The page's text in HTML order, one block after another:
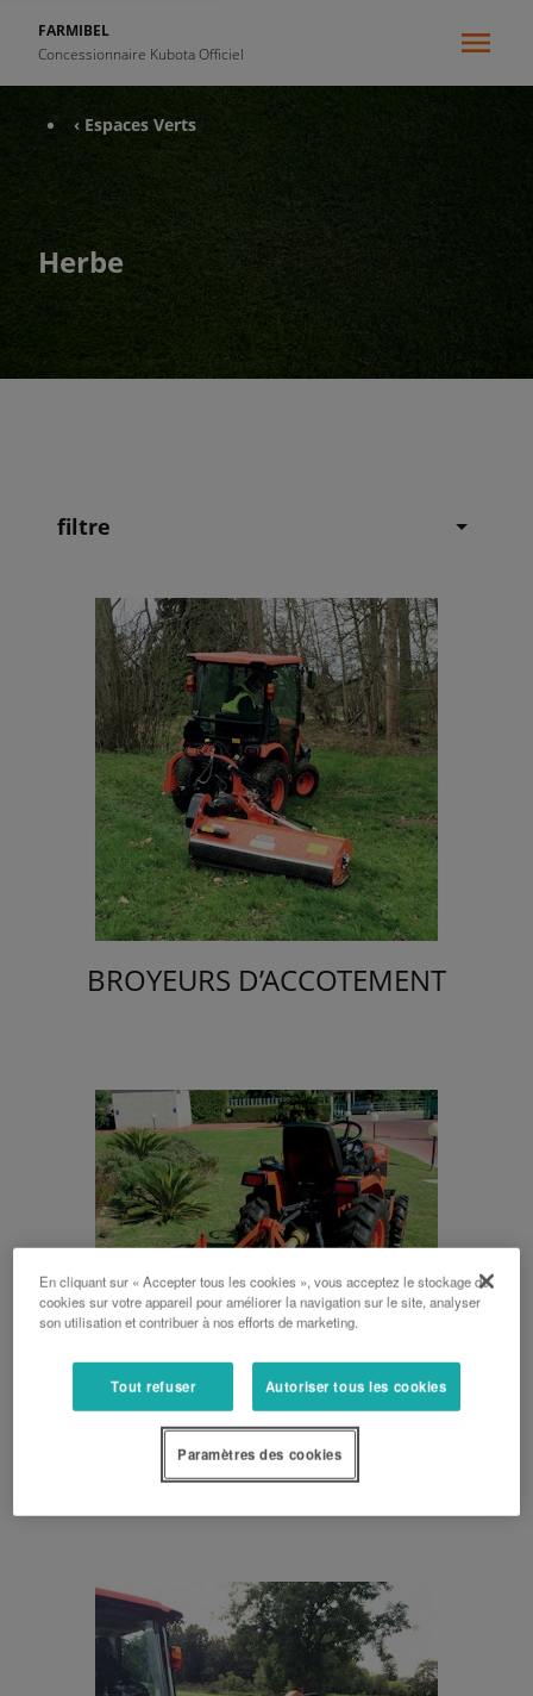
FARMIBEL
Concessionnaire Kubota Officiel
‹ Espaces Verts
Herbe
filtre
BROYEURS D’ACCOTEMENT
TONDEUSES ROTATIVES
En cliquant sur « Accepter tous les cookies », vous acceptez le stockage de
cookies sur votre appareil pour améliorer la navigation sur le site, analyser
son utilisation et contribuer à nos efforts de marketing.
Tout refuser Autoriser tous les cookies
Paramètres des cookies